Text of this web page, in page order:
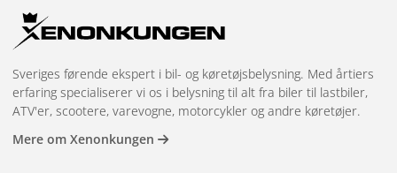
servicekøretøjer. De giver god udsyn uden at være
dominerende. Mellemstore ramper (60-100 cm) er
lastbiler. Ramper i fuld længde (100-150+ cm) er velegnede
til lastbiler, bjærgningskøretøjer og udrykningskøretøjer,
hvor maksimal udsyn er påkrævet.
Sveriges førende ekspert i bil- og køretøjsbelysning. Med årtiers
erfaring specialiserer vi os i belysning til alt fra biler til lastbiler,
ATV'er, scootere, varevogne, motorcykler og andre køretøjer.
Mere om Xenonkungen